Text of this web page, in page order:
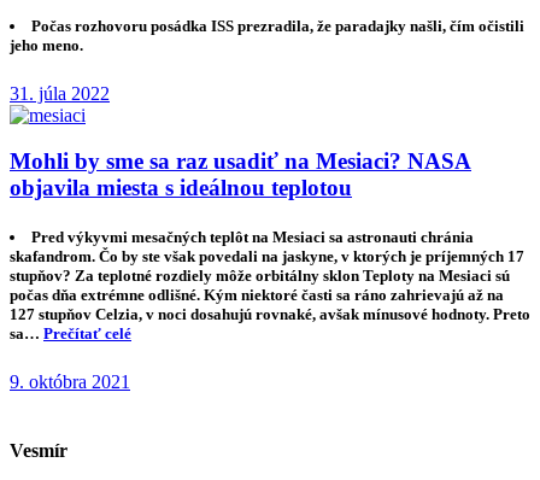
Počas rozhovoru posádka ISS prezradila, že paradajky našli, čím očistili
jeho meno.
31. júla 2022
Mohli by sme sa raz usadiť na Mesiaci? NASA
objavila miesta s ideálnou teplotou
Pred výkyvmi mesačných teplôt na Mesiaci sa astronauti chránia
skafandrom. Čo by ste však povedali na jaskyne, v ktorých je príjemných 17
stupňov? Za teplotné rozdiely môže orbitálny sklon Teploty na Mesiaci sú
počas dňa extrémne odlišné. Kým niektoré časti sa ráno zahrievajú až na
127 stupňov Celzia, v noci dosahujú rovnaké, avšak mínusové hodnoty. Preto
sa… Prečítať celé
9. októbra 2021
Vesmír